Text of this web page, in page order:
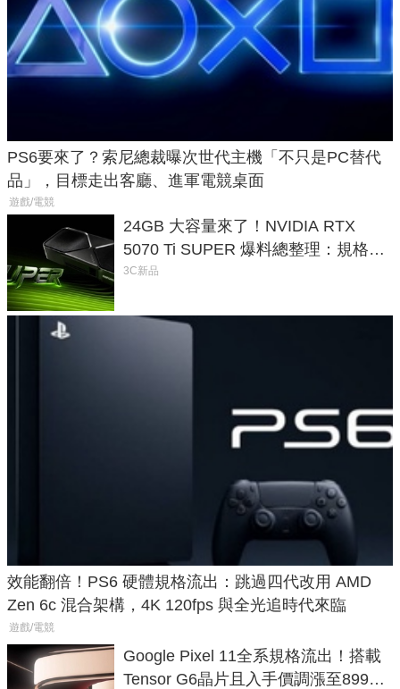
PS6要來了？索尼總裁曝次世代主機「不只是PC替代
品」，目標走出客廳、進軍電競桌面
遊戲/電競
24GB 大容量來了！NVIDIA RTX
5070 Ti SUPER 爆料總整理：規格、
功耗、上市時間
3C新品
效能翻倍！PS6 硬體規格流出：跳過四代改用 AMD
Zen 6c 混合架構，4K 120fps 與全光追時代來臨
遊戲/電競
Google Pixel 11全系規格流出！搭載
Tensor G6晶片且入手價調漲至899美